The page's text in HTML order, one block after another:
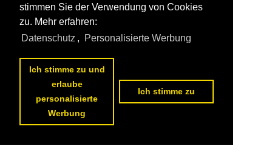
stimmen Sie der Verwendung von Cookies
zu. Mehr erfahren:
Datenschutz , Personalisierte Werbung
Ich stimme zu und
erlaube
personalisierte
Werbung
Ich stimme zu